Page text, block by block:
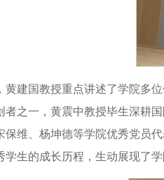
黄建国教授重点讲述了学院多
者之一，黄震中教授毕生深耕
保维、杨坤德等学院优秀党员
学生的成长历程，生动展现了